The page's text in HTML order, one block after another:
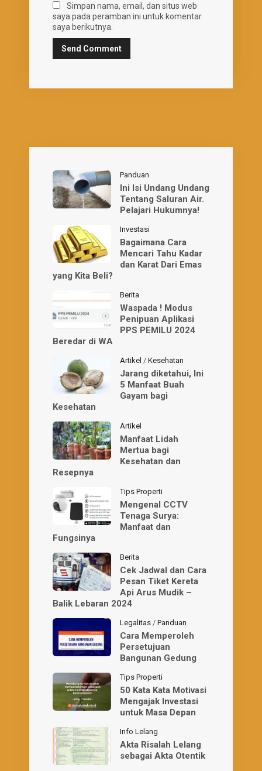
Simpan nama, email, dan situs web
saya pada peramban ini untuk komentar
saya berikutnya.
Panduan
Ini Isi Undang Undang
Tentang Saluran Air.
Pelajari Hukumnya!
Investasi
Bagaimana Cara
Mencari Tahu Kadar
dan Karat Dari Emas
yang Kita Beli?
Berita
Waspada ! Modus
Penipuan Aplikasi
PPS PEMILU 2024
Beredar di WA
Artikel / Kesehatan
Jarang diketahui, Ini
5 Manfaat Buah
Gayam bagi
Kesehatan
Artikel
Manfaat Lidah
Mertua bagi
Kesehatan dan
Resepnya
Tips Properti
Mengenal CCTV
Tenaga Surya:
Manfaat dan
Fungsinya
Berita
Cek Jadwal dan Cara
Pesan Tiket Kereta
Api Arus Mudik –
Balik Lebaran 2024
Legalitas / Panduan
Cara Memperoleh
Persetujuan
Bangunan Gedung
Tips Properti
50 Kata Kata Motivasi
Mengajak Investasi
untuk Masa Depan
Info Lelang
Akta Risalah Lelang
sebagai Akta Otentik